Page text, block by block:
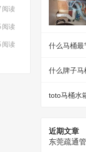
阅读
阅读
阅读 什么马桶最
什么牌子马
toto马桶水
近期文章
东莞疏通